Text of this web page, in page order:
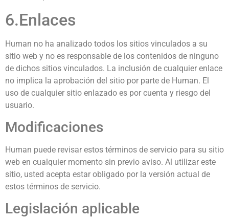
6.Enlaces
Human no ha analizado todos los sitios vinculados a su
sitio web y no es responsable de los contenidos de ninguno
de dichos sitios vinculados. La inclusión de cualquier enlace
no implica la aprobación del sitio por parte de Human. El
uso de cualquier sitio enlazado es por cuenta y riesgo del
usuario.
Modificaciones
Human puede revisar estos términos de servicio para su sitio
web en cualquier momento sin previo aviso. Al utilizar este
sitio, usted acepta estar obligado por la versión actual de
estos términos de servicio.
Legislación aplicable